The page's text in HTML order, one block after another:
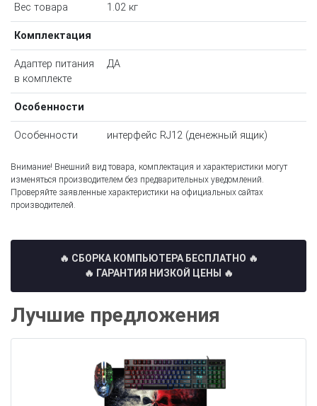
Вес товара 1.02 кг
Комплектация
Адаптер питания
в комплекте
ДА
Особенности
Особенности интерфейс RJ12 (денежный ящик)
Внимание! Внешний вид товара, комплектация и характеристики могут
изменяться производителем без предварительных уведомлений.
Проверяйте заявленные характеристики на официальных сайтах
производителей.
🔥 СБОРКА КОМПЬЮТЕРА БЕСПЛАТНО 🔥
🔥 ГАРАНТИЯ НИЗКОЙ ЦЕНЫ 🔥
Лучшие предложения